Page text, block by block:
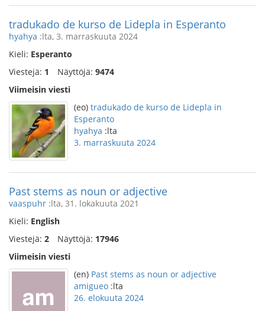
tradukado de kurso de Lidepla in Esperanto
hyahya :lta, 3. marraskuuta 2024
Kieli: Esperanto
Viestejä: 1 Näyttöjä: 9474
Viimeisin viesti
(eo) tradukado de kurso de Lidepla in
Esperanto
hyahya :lta
3. marraskuuta 2024
Past stems as noun or adjective
vaaspuhr :lta, 31. lokakuuta 2021
Kieli: English
Viestejä: 2 Näyttöjä: 17946
Viimeisin viesti
(en) Past stems as noun or adjective
amigueo :lta
26. elokuuta 2024